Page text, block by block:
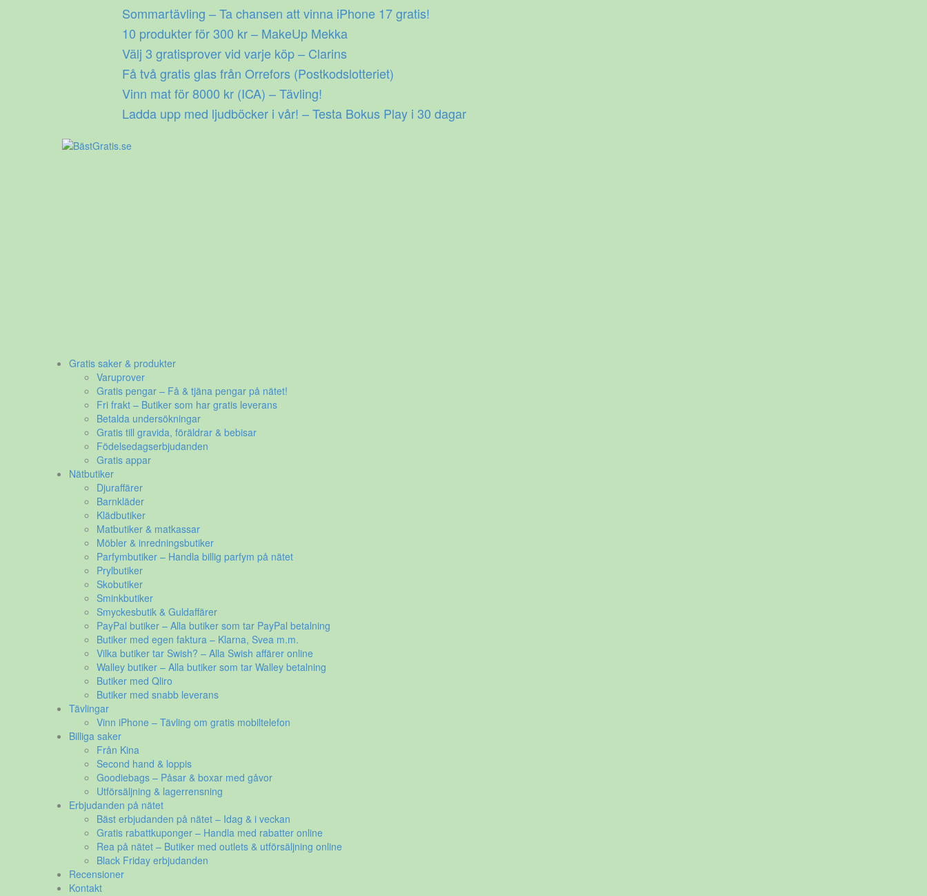
Sommartävling – Ta chansen att vinna iPhone 17 gratis!
10 produkter för 300 kr – MakeUp Mekka
Välj 3 gratisprover vid varje köp – Clarins
Få två gratis glas från Orrefors (Postkodslotteriet)
Vinn mat för 8000 kr (ICA) – Tävling!
Ladda upp med ljudböcker i vår! – Testa Bokus Play i 30 dagar
Gratis saker & produkter
Varuprover
Gratis pengar – Få & tjäna pengar på nätet!
Fri frakt – Butiker som har gratis leverans
Betalda undersökningar
Gratis till gravida, föräldrar & bebisar
Födelsedagserbjudanden
Gratis appar
Nätbutiker
Djuraffärer
Barnkläder
Klädbutiker
Matbutiker & matkassar
Möbler & inredningsbutiker
Parfymbutiker – Handla billig parfym på nätet
Prylbutiker
Skobutiker
Sminkbutiker
Smyckesbutik & Guldaffärer
PayPal butiker – Alla butiker som tar PayPal betalning
Butiker med egen faktura – Klarna, Svea m.m.
Vilka butiker tar Swish? – Alla Swish affärer online
Walley butiker – Alla butiker som tar Walley betalning
Butiker med Qliro
Butiker med snabb leverans
Tävlingar
Vinn iPhone – Tävling om gratis mobiltelefon
Billiga saker
Från Kina
Second hand & loppis
Goodiebags – Påsar & boxar med gåvor
Utförsäljning & lagerrensning
Erbjudanden på nätet
Bäst erbjudanden på nätet – Idag & i veckan
Gratis rabattkuponger – Handla med rabatter online
Rea på nätet – Butiker med outlets & utförsäljning online
Black Friday erbjudanden
Recensioner
Kontakt